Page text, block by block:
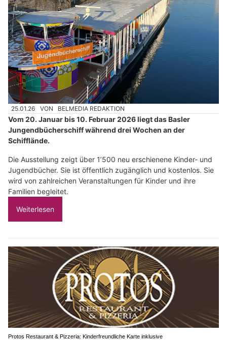
25.01.26 VON BELMEDIA REDAKTION
Vom 20. Januar bis 10. Februar 2026 liegt das Basler
Jungendbücherschiff während drei Wochen an der
Schifflände.
Die Ausstellung zeigt über 1’500 neu erschienene Kinder- und
Jugendbücher. Sie ist öffentlich zugänglich und kostenlos. Sie
wird von zahlreichen Veranstaltungen für Kinder und ihre
Familien begleitet.
Weiterlesen
Protos Restaurant & Pizzeria: Kinderfreundliche Karte inklusive